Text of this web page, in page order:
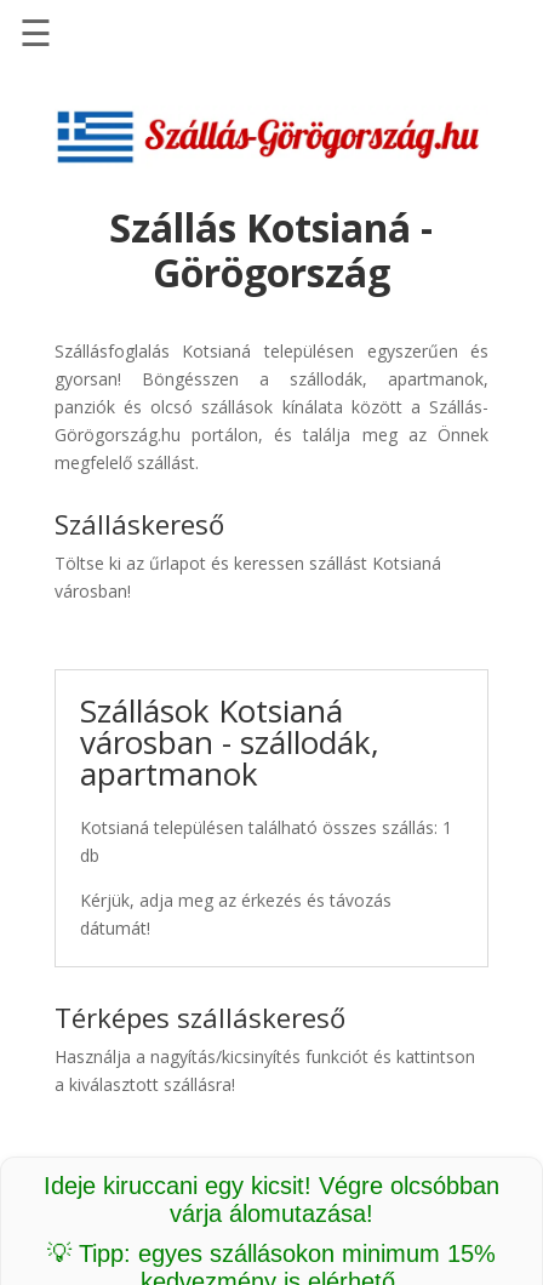
Szállások
Repülőjegy
pénzvisszatérítéssel
Discover
Cars
Transzfer
Kiwi
Taxi
☰
Szállás Kotsianá -
Görögország
Szállásfoglalás Kotsianá településen egyszerűen és
gyorsan! Böngésszen a szállodák, apartmanok,
panziók és olcsó szállások kínálata között a Szállás-
Görögország.hu portálon, és találja meg az Önnek
megfelelő szállást.
Szálláskereső
Töltse ki az űrlapot és keressen szállást Kotsianá
városban!
Szállások Kotsianá
városban - szállodák,
apartmanok
Kotsianá településen található összes szállás: 1
db
Kérjük, adja meg az érkezés és távozás
dátumát!
Térképes szálláskereső
Használja a nagyítás/kicsinyítés funkciót és kattintson
a kiválasztott szállásra!
Ideje kiruccani egy kicsit! Végre olcsóbban
várja álomutazása!
💡 Tipp: egyes szállásokon minimum 15%